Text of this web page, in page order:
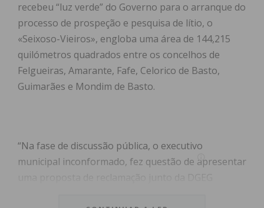
recebeu “luz verde” do Governo para o arranque do
processo de prospeção e pesquisa de lítio, o
«Seixoso-Vieiros», engloba uma área de 144,215
quilómetros quadrados entre os concelhos de
Felgueiras, Amarante, Fafe, Celorico de Basto,
Guimarães e Mondim de Basto.
“Na fase de discussão pública, o executivo
municipal inconformado, fez questão de apresentar